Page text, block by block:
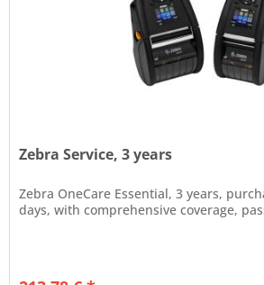
Zebra Service, 3 years
Zebra OneCare Essential, 3 years,
days, with comprehensive coverage,